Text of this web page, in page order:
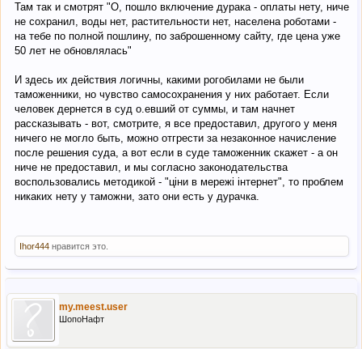
Там так и смотрят "О, пошло включение дурака - оплаты нету, ниче
не сохранил, воды нет, растительности нет, населена роботами -
на тебе по полной пошлину, по заброшенному сайту, где цена уже
50 лет не обновлялась"
И здесь их действия логичны, какими рогобилами не были
таможенники, но чувство самосохранения у них работает. Если
человек дернется в суд о.евший от суммы, и там начнет
рассказывать - вот, смотрите, я все предоставил, другого у меня
ничего не могло быть, можно отгрести за незаконное начисление
после решения суда, а вот если в суде таможенник скажет - а он
ниче не предоставил, и мы согласно законодательства
воспользовались методикой - "ціни в мережі інтернет", то проблем
никаких нету у таможни, зато они есть у дурачка.
Ihor444 нравится это.
my.meest.user
ШопоНафт